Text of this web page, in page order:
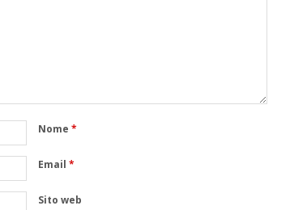
Nome *
Email *
Sito web